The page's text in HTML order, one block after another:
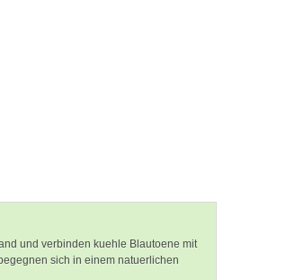
und verbinden kuehle Blautoene mit
sich in einem natuerlichen